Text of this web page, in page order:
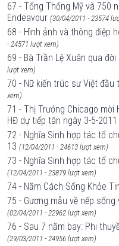
67 - Tổng Thống Mỹ và 750
Endeavour (30/04/2011 - 23574
68 - Hình ảnh và thông điệp
- 24571 lượt xem)
69 - Bà Trần Lệ Xuân qua
lượt xem)
70 - Nữ kiến trúc sư Việt đầu
xem)
71 - Thị Trưởng Chicago mời
HĐ dự tiếp tân ngày 3-5-2011
72 - Nghĩa Sinh hợp tác tổ
13 (12/04/2011 - 24613 lượt xem)
73 - Nghĩa Sinh hợp tác tổ
(12/04/2011 - 23879 lượt xem)
74 - Năm Cách Sống Khỏe
75 - Gương mẫu về nếp
(02/04/2011 - 22962 lượt xem)
76 - Sau 7 năm bay: Phi
(29/03/2011 - 24956 lượt xem)